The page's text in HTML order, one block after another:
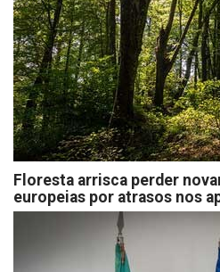
Floresta arrisca perder
europeias por atrasos nos